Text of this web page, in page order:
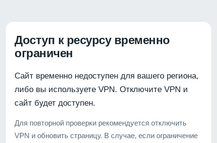
Доступ к ресурсу временно
ограничен
Сайт временно недоступен для вашего региона,
либо вы используете VPN. Отключите VPN и
сайт будет доступен.
Для повторной проверки рекомендуется отключить
VPN и обновить страницу. В случае, если ограничение